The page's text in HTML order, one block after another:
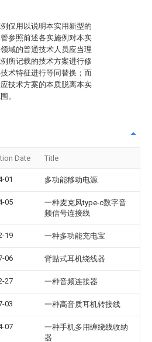
仅用以说明本实用新型的
参照前述各实施例对本实
域的普通技术人员应当理
所记载的技术方案进行修
术特征进行等同替换；而
技术方案的本质脱离本实
。
Date Title
01 多功能移动电源
05
一种麦克风type-c数字音
频信号连接线
19 一种多功能充电宝
06 背贴式耳机绕线器
27 一种音频连接器
03 一种高音质耳机转接线
07
一种手机多用缠绕线收纳
器